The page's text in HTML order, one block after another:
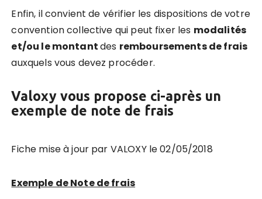
Enfin, il convient de vérifier les dispositions de votre
convention collective qui peut fixer les modalités
et/ou le montantdes remboursements de frais
auxquels vous devez procéder.
Valoxy vous propose ci-après un
exemple de note de frais
Fiche mise à jour par VALOXY le 02/05/2018
Exemple de Note de frais